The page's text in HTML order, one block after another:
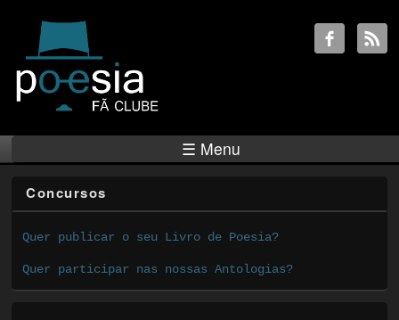
☰ Menu
Concursos
Quer publicar o seu Livro de Poesia?
Quer participar nas nossas Antologias?